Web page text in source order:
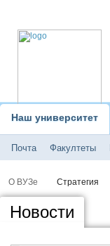
Наш университет
Почта Факултеты
О ВУЗе Стратегия
Новости